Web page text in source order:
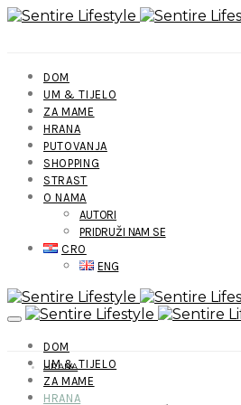
DOM
UM & TIJELO
ZA MAME
HRANA
PUTOVANJA
SHOPPING
STRAST
O NAMA
AUTORI
PRIDRUŽI NAM SE
CRO
ENG
DOM
UM & TIJELO
ZA MAME
HRANA
HRANA